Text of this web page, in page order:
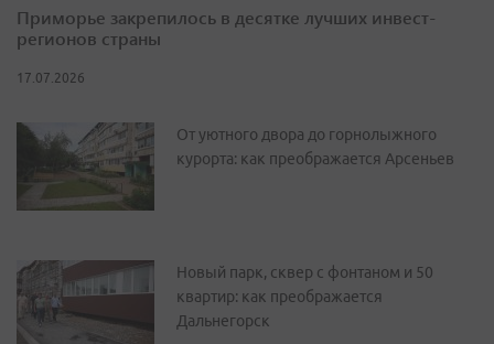
Приморье закрепилось в десятке лучших инвест-
регионов страны
17.07.2026
От уютного двора до горнолыжного
курорта: как преображается Арсеньев
Новый парк, сквер с фонтаном и 50
квартир: как преображается
Дальнегорск